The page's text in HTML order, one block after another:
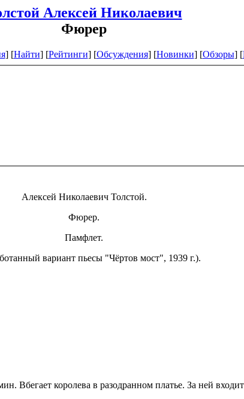
Алексей Николаевич
Фюрер
] [Найти] [Рейтинги] [Обсуждения] [Новинки] [Обзоры] [
Алексей Николаевич Толстой.
Фюрер.
Памфлет.
вариант пьесы "Чёртов мост", 1939 г.).
Вбегает королева в разодранном платье. За ней